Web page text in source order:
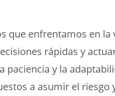
que enfrentamos en la
rápidas y
paciencia y la
a asumir el riesgo